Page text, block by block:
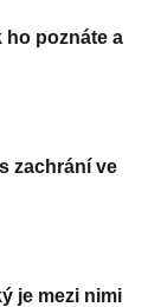
ho poznáte a
zachrání ve
je mezi nimi